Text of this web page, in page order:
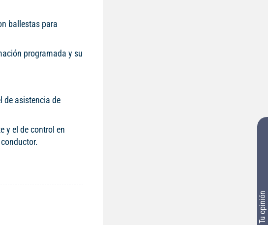
ballestas para
programada y su
de asistencia de
y el de control en
Tu opinión